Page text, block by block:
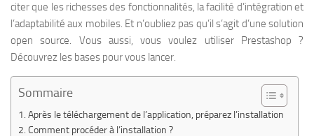
citer que les richesses des fonctionnalités, la facilité d’intégration et
l’adaptabilité aux mobiles. Et n’oubliez pas qu’il s’agit d’une solution
open source. Vous aussi, vous voulez utiliser Prestashop ?
Découvrez les bases pour vous lancer.
Sommaire
Après le téléchargement de l’application, préparez l’installation
Comment procéder à l’installation ?